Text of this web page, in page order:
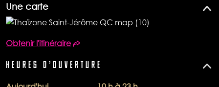
Une carte
Obtenir l'itinéraire
HEURES D'OUVERTURE